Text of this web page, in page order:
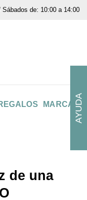
de: 10:00 a 14:00
MARCAS
de una
AYUDA